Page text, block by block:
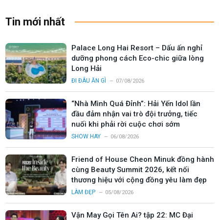
Tin mới nhất
Palace Long Hai Resort – Dấu ấn nghỉ
dưỡng phong cách Eco-chic giữa lòng
Long Hải
ĐI ĐÂU ĂN GÌ 07/08/2026
“Nhà Mình Quá Đỉnh”: Hải Yến Idol lần
đầu đảm nhận vai trò đội trưởng, tiếc
nuối khi phải rời cuộc chơi sớm
SHOW HAY 06/08/2026
Friend of House Cheon Minuk đồng hành
cùng Beauty Summit 2026, kết nối
thương hiệu với cộng đồng yêu làm đẹp
LÀM ĐẸP 05/08/2026
Vận May Gọi Tên Ai? tập 22: MC Đại